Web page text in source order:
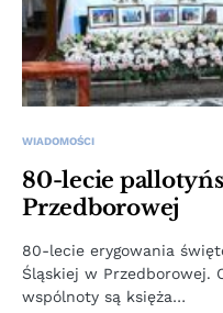
WIADOMOŚCI
80-lecie
Przedborowej
80-lecie erygowania
Śląskiej w Przedborowej.
wspólnoty są księża…